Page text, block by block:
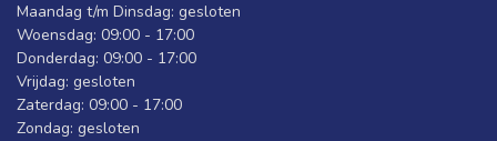
Maandag t/m Dinsdag: gesloten
Woensdag: 09:00 - 17:00
Donderdag: 09:00 - 17:00
Vrijdag: gesloten
Zaterdag: 09:00 - 17:00
Zondag: gesloten